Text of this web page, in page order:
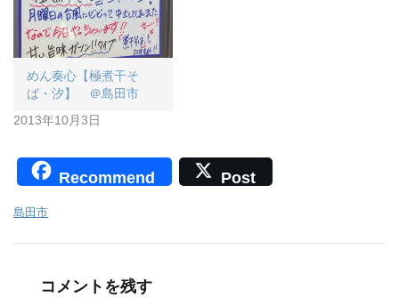
めん奏心【極煮干そ
ば・汐】 ＠島田市
2013年10月3日
Recommend Post
島田市
コメントを残す